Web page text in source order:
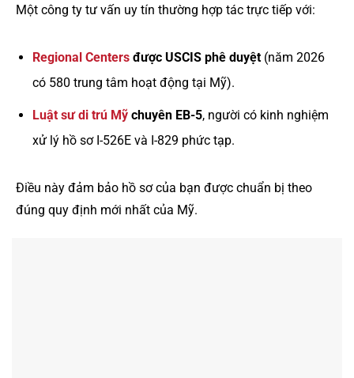
Một công ty tư vấn uy tín thường hợp tác trực tiếp với:
Regional Centersđược USCIS phê duyệt(năm 2026
có 580 trung tâm hoạt động tại Mỹ).
Luật sư di trú Mỹchuyên EB-5, người có kinh nghiệm
xử lý hồ sơ I-526E và I-829 phức tạp.
Điều này đảm bảo hồ sơ của bạn được chuẩn bị theo
đúng quy định mới nhất của Mỹ.